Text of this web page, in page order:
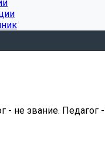
- не звание. Педагог